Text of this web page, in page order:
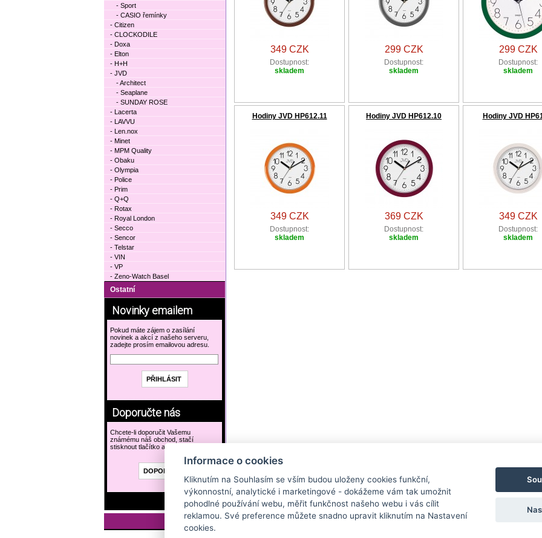
349 CZK
Dostupnost:
skladem
299 CZK
Dostupnost:
skladem
299 CZK
Dostupnost:
skladem
Hodiny JVD HP612.11
349 CZK
Dostupnost:
skladem
Hodiny JVD HP612.10
369 CZK
Dostupnost:
skladem
Hodiny JVD
349 CZK
Dostupnost:
skladem
- Sport
- CASIO řemínky
- Citizen
- CLOCKODILE
- Doxa
- Elton
- H+H
- JVD
- Architect
- Seaplane
- SUNDAY ROSE
- Lacerta
- LAVVU
- Len.nox
- Minet
- MPM Quality
- Obaku
- Olympia
- Police
- Prim
- Q+Q
- Rotax
- Royal London
- Secco
- Sencor
- Telstar
- VIN
- VP
- Zeno-Watch Basel
Ostatní
Novinky emailem
Pokud máte zájem o zasílání
novinek a akcí z našeho serveru,
zadejte prosím emailovou adresu.
Doporučte nás
Chcete-li doporučit Vašemu
známému náš obchod, stačí
stisknout tlačítko a vyplnit formulář.
Ochrana osobních údajů
Informace o cookies
Kliknutím na Souhlasím se vším budou uloženy cookies funkční,
výkonnostní, analytické i marketingové - dokážeme vám tak umožnit
pohodlné používání webu, měřit funkčnost našeho webu i vás cílit
reklamou. Své preference můžete snadno upravit kliknutím na Nastavení
cookies.